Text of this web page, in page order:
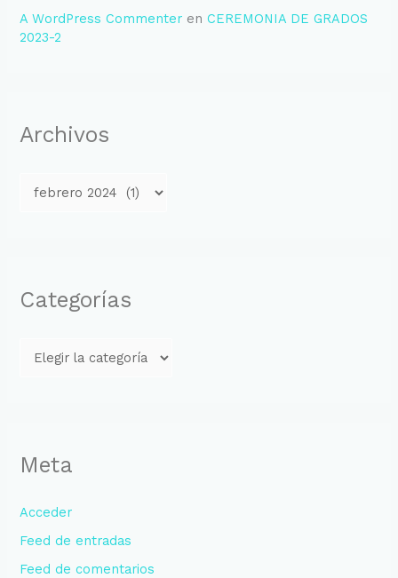
A WordPress Commenter enCEREMONIA DE GRADOS
2023-2
Archivos
Categorías
Meta
Acceder
Feed de entradas
Feed de comentarios